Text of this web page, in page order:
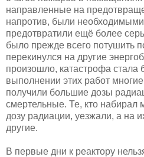
направленные на
напротив, были
предотвратили ещё более
было прежде всего потушить
перекинулся на другие
произошло, катастрофа стала
выполнении этих работ
получили большие дозы
смертельные. Те, кто набирал
дозу радиации, уезжали, а на
другие.
В первые дни к реактору